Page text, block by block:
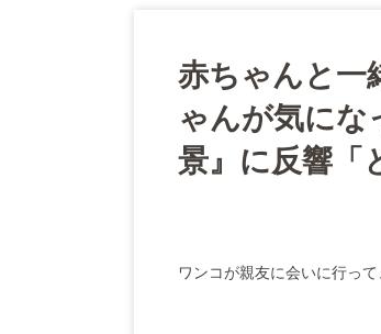
赤ちゃんと一
ゃんが気に
景』に反響「
ワンコが親友に会いに行っ